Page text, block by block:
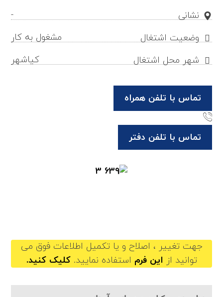
نشانی
-
وضعیت اشتغال
مشغول به کار
شهر محل اشتغال
کیاشهر
تماس با تلفن همراه
تماس با تلفن دفتر
جهت تغییر ، اصلاح و یا تکمیل اطلاعات فوق می
توانید از این فرم استفاده نمایید. کلیک کنید.